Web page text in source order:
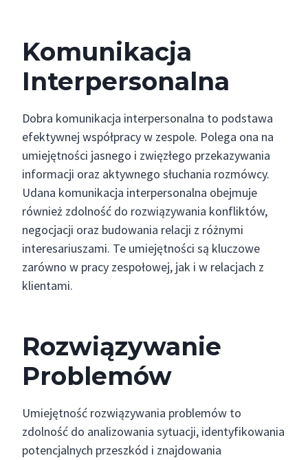
Komunikacja
Interpersonalna
Dobra komunikacja interpersonalna to podstawa
efektywnej współpracy w zespole. Polega ona na
umiejętności jasnego i zwięzłego przekazywania
informacji oraz aktywnego słuchania rozmówcy.
Udana komunikacja interpersonalna obejmuje
również zdolność do rozwiązywania konfliktów,
negocjacji oraz budowania relacji z różnymi
interesariuszami. Te umiejętności są kluczowe
zarówno w pracy zespołowej, jak i w relacjach z
klientami.
Rozwiązywanie
Problemów
Umiejętność rozwiązywania problemów to
zdolność do analizowania sytuacji, identyfikowania
potencjalnych przeszkód i znajdowania